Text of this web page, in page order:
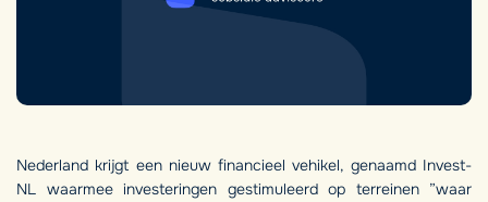
Nederland krijgt een nieuw financieel vehikel, genaamd Invest-
NL waarmee investeringen gestimuleerd op terreinen ”waar